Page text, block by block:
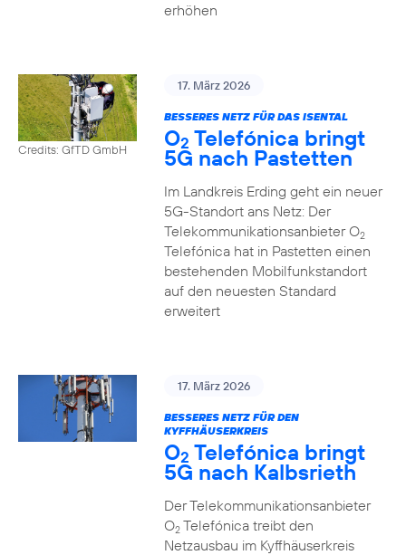
erhöhen
Credits: GfTD GmbH
17. März 2026
BESSERES NETZ FÜR DAS ISENTAL
O2 Telefónica bringt
5G nach Pastetten
Im Landkreis Erding geht ein neuer
5G-Standort ans Netz: Der
Telekommunikationsanbieter O2
Telefónica hat in Pastetten einen
bestehenden Mobilfunkstandort
auf den neuesten Standard
erweitert
17. März 2026
BESSERES NETZ FÜR DEN
KYFFHÄUSERKREIS
O2 Telefónica bringt
5G nach Kalbsrieth
Der Telekommunikationsanbieter
O2Telefónica treibt den
Netzausbau im Kyffhäuserkreis